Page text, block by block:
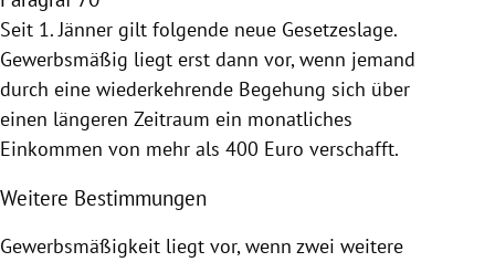
Seit 1. Jänner gilt folgende neue Gesetzeslage.
Gewerbsmäßig liegt erst dann vor, wenn jemand
durch eine wiederkehrende Begehung sich über
einen längeren Zeitraum ein monatliches
Einkommen von mehr als 400 Euro verschafft.
Weitere Bestimmungen
Gewerbsmäßigkeit liegt vor, wenn zwei weitere